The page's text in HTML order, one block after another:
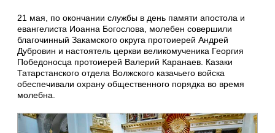
21 мая, по окончании службы в день памяти апостола и
евангелиста Иоанна Богослова, молебен совершили
благочинный Закамского округа протоиерей Андрей
Дубровин и настоятель церкви великомученика Георгия
Победоносца протоиерей Валерий Каранаев. Казаки
Татарстанского отдела Волжского казачьего войска
обеспечивали охрану общественного порядка во время
молебна.